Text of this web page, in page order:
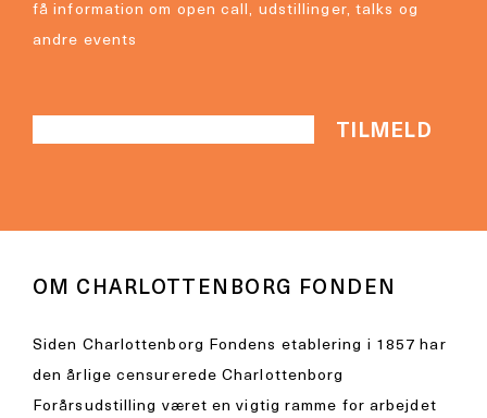
få information om open call, udstillinger, talks og
andre events
OM CHARLOTTENBORG FONDEN
Siden Charlottenborg Fondens etablering i 1857 har
den årlige censurerede Charlottenborg
Forårsudstilling været en vigtig ramme for arbejdet